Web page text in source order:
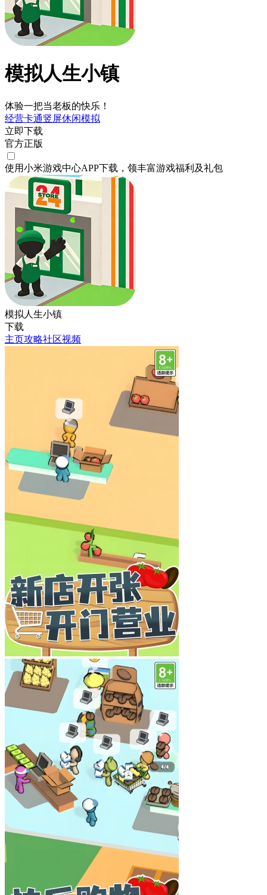
模拟人生小镇
体验一把当老板的快乐！
经营卡通竖屏休闲模拟
立即下载
官方正版
使用小米游戏中心APP下载 ，领丰富游戏福利 及礼包
模拟人生小镇
下载
主页攻略社区视频